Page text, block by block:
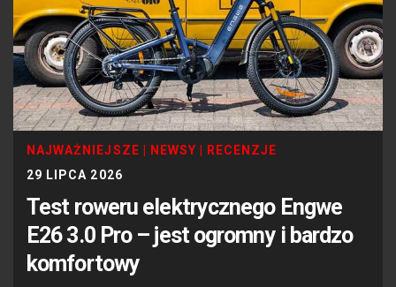
NAJWAŻNIEJSZE NEWSY
RECENZJE
29 LIPCA 2026
Test roweru elektrycznego Engwe
E26 3.0 Pro – jest ogromny i bardzo
komfortowy